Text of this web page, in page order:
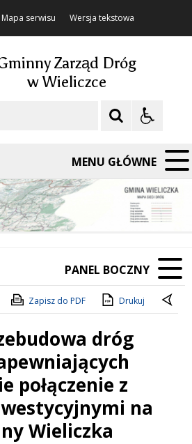
Mapa serwisu Wersja tekstowa
Zarząd Dróg
w Wieliczce
MENU GŁÓWNE
PANEL BOCZNY
Zapisz do PDF Drukuj
dróg
połączenie z
na
Wieliczka